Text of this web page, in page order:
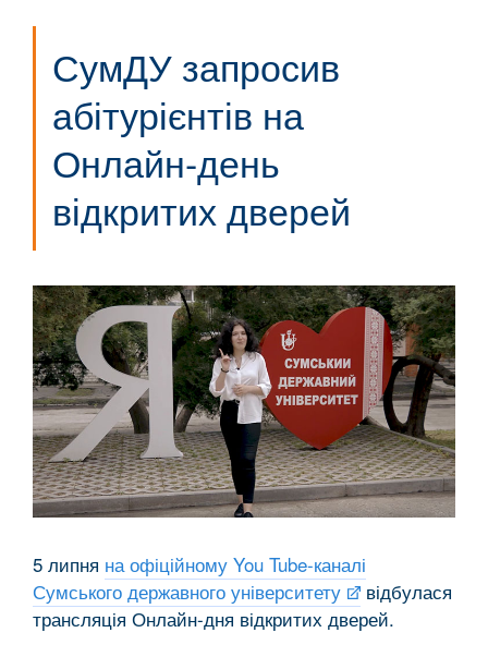
СумДУ запросив
абітурієнтів на
Онлайн-день
відкритих дверей
5 липня на офіційному You Tube-каналі
Сумського державного університету
відбулася
трансляція Онлайн-дня відкритих дверей.